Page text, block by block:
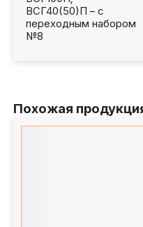
ВСГ40(50)П – с
переходным набором
№8
Похожая